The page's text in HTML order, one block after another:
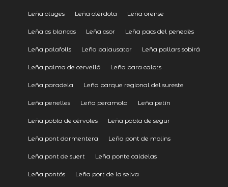
Leña oluges Leña olèrdola Leña orense
Leña os blancos Leña osor Leña pacs del penedès
Leña palafolls Leña palausator Leña pallars sobirá
Leña palma de cervelló Leña para calots
Leña paradela Leña parque regional del sureste
Leña penelles Leña peramola Leña petín
Leña pobla de cérvoles Leña pobla de segur
Leña pont darmentera Leña pont de molins
Leña pont de suert Leña ponte caldelas
Leña pontós Leña port de la selva